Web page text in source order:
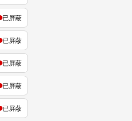
已屏蔽
已屏蔽
已屏蔽
已屏蔽
已屏蔽